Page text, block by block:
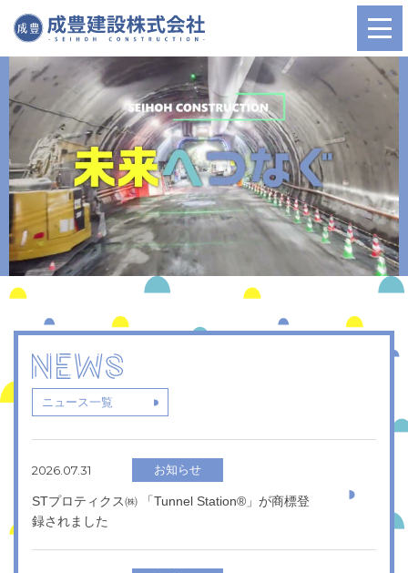
ニュース一覧
2026.07.31 お知らせ
STプロティクス㈱ 「Tunnel Station®」が商標登
録されました